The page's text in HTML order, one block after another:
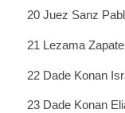
20 Juez Sanz
21 Lezama
22 Dade Konan
23 Dade Konan